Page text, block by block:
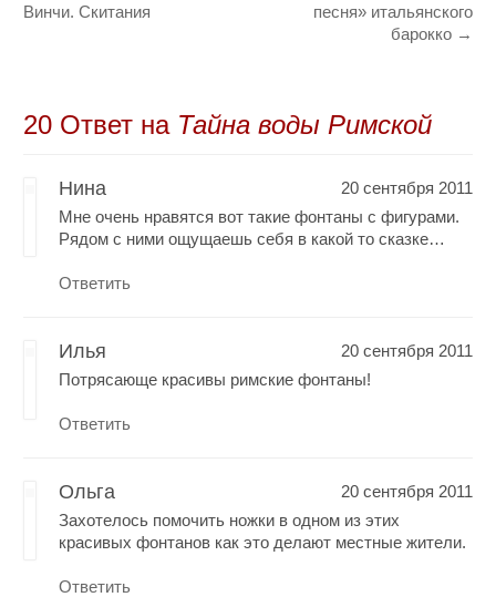
Винчи. Скитания
песня» итальянского
барокко →
20 Oтвет на Тайна воды Римской
Нина
20 сентября 2011
Мне очень нравятся вот такие фонтаны с фигурами.
Рядом с ними ощущаешь себя в какой то сказке…
Ответить
Илья
20 сентября 2011
Потрясающе красивы римские фонтаны!
Ответить
Ольга
20 сентября 2011
Захотелось помочить ножки в одном из этих
красивых фонтанов как это делают местные жители.
Ответить